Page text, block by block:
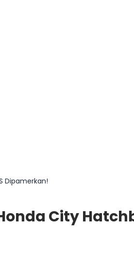
Dipamerkan!
City